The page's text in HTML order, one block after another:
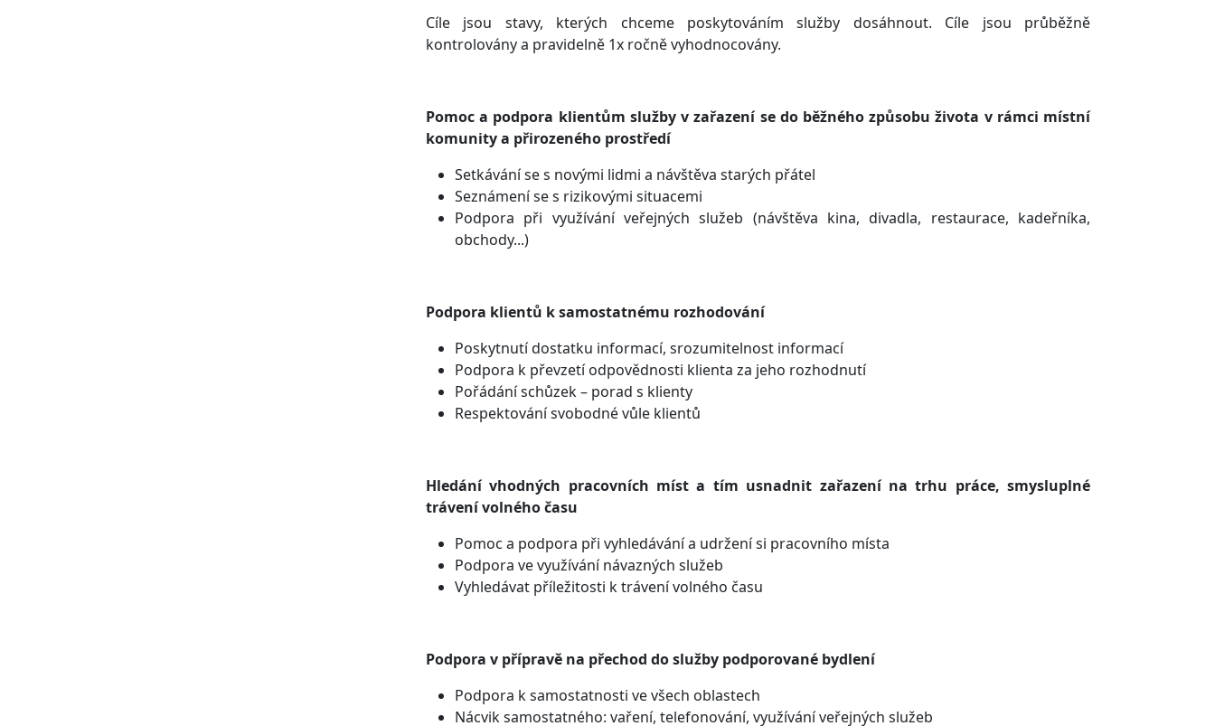
Cíle jsou stavy, kterých chceme poskytováním služby dosáhnout. Cíle jsou průběžně
kontrolovány a pravidelně 1x ročně vyhodnocovány.
Pomoc a podpora klientům služby v zařazení se do běžného způsobu života v rámci místní
komunity a přirozeného prostředí
Setkávání se s novými lidmi a návštěva starých přátel
Seznámení se s rizikovými situacemi
Podpora při využívání veřejných služeb (návštěva kina, divadla, restaurace, kadeřníka,
obchody...)
Podpora klientů k samostatnému rozhodování
Poskytnutí dostatku informací, srozumitelnost informací
Podpora k převzetí odpovědnosti klienta za jeho rozhodnutí
Pořádání schůzek – porad s klienty
Respektování svobodné vůle klientů
Hledání vhodných pracovních míst a tím usnadnit zařazení na trhu práce, smysluplné
trávení volného času
Pomoc a podpora při vyhledávání a udržení si pracovního místa
Podpora ve využívání návazných služeb
Vyhledávat příležitosti k trávení volného času
Podpora v přípravě na přechod do služby podporované bydlení
Podpora k samostatnosti ve všech oblastech
Nácvik samostatného: vaření, telefonování, využívání veřejných služeb